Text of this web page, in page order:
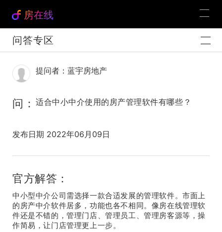
房在线
问答专区
提问者：蓝宇房地产
问： 适合中小中介使用的房产管理软件有哪些？
发布日期 2022年06月09日
官方解答：
中小型中介公司需选择一款合适发展的管理软件。市面上
的房产中介软件居多，功能也各不相同。像房在线管理软
件还是不错的，管理门店、管理员工、管理房客源等，操
作简易，让门店管理更上一步。